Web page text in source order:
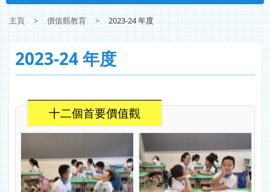
主頁 > 價值觀教育 > 2023-24 年度
2023-24 年度
十二個首要價值觀